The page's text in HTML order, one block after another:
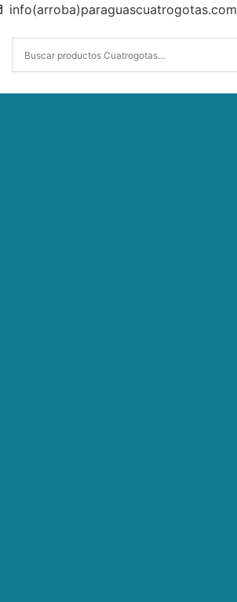
info(arroba)paraguascuatrogotas.com